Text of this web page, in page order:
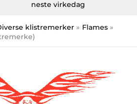
neste virkedag
klistremerker
Flames